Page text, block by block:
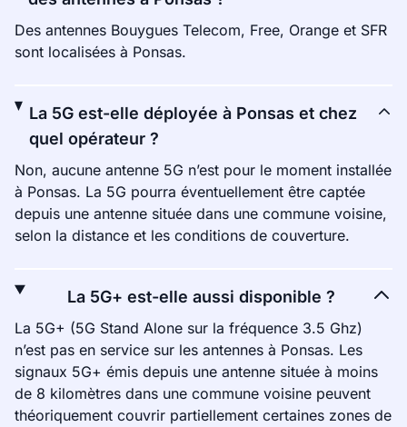
Des antennes Bouygues Telecom, Free, Orange et SFR
sont localisées à Ponsas.
La 5G est-elle déployée à Ponsas et chez
quel opérateur ?
Non, aucune antenne 5G n’est pour le moment installée
à Ponsas. La 5G pourra éventuellement être captée
depuis une antenne située dans une commune voisine,
selon la distance et les conditions de couverture.
La 5G+ est-elle aussi disponible ?
La 5G+ (5G Stand Alone sur la fréquence 3.5 Ghz)
n’est pas en service sur les antennes à Ponsas. Les
signaux 5G+ émis depuis une antenne située à moins
de 8 kilomètres dans une commune voisine peuvent
théoriquement couvrir partiellement certaines zones de